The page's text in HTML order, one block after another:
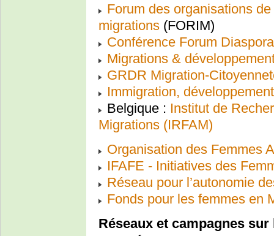
Forum des organisations
migrations (FORIM)
Conférence Forum Diaspora
Migrations &
GRDR Migration-
Immigration,
Belgique : Institut de
Migrations (IRFAM)
Organisation des Femmes
IFAFE - Initiatives des
Réseau pour l’autonomie
Fonds pour les femmes en
Réseaux et campagnes